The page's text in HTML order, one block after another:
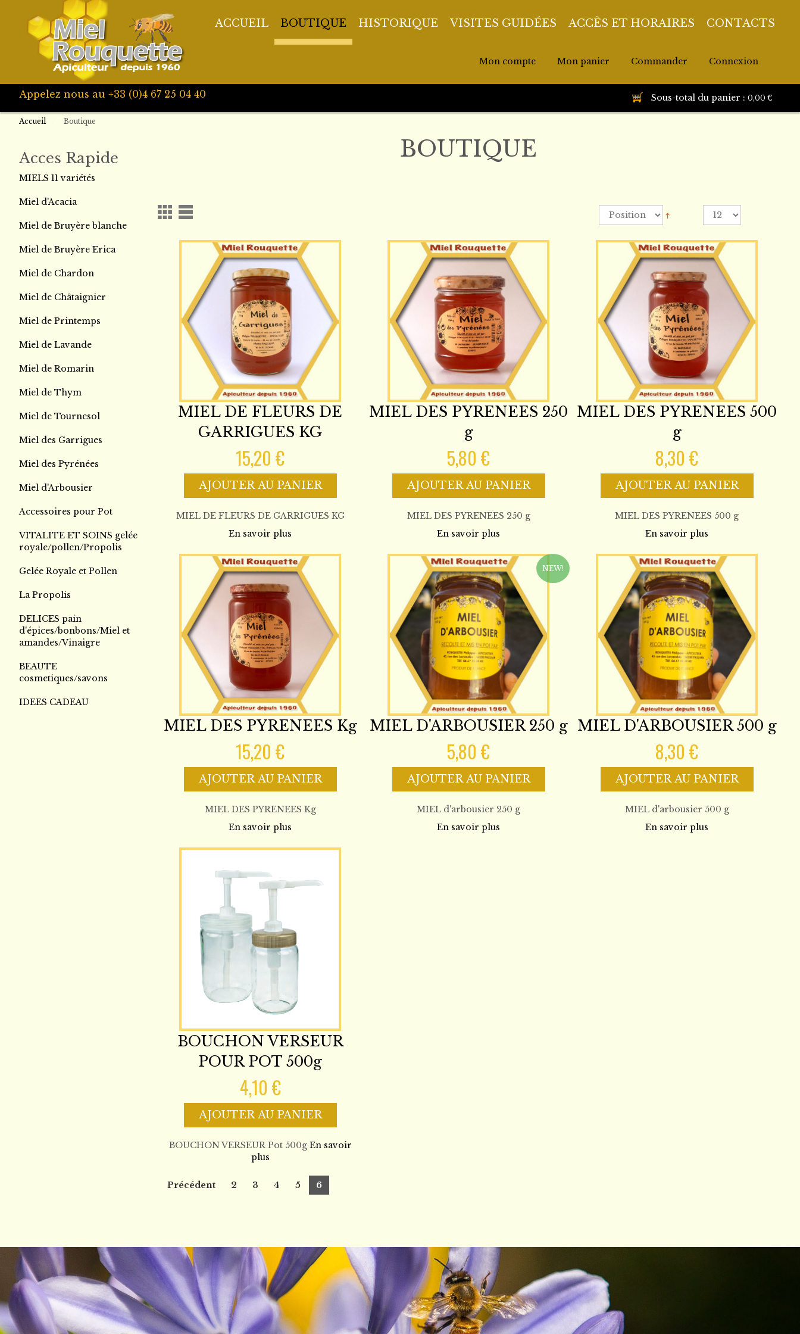
ACCUEIL BOUTIQUE HISTORIQUE VISITES GUIDÉES ACCÈS ET HORAIRES CONTACTS
Mon compte Mon panier Commander Connexion
Appelez nous au +33 (0)4 67 25 04 40 Sous-total du panier : 0,00 €
Accueil Boutique
Acces Rapide
MIELS 11 variétés
Miel d'Acacia
Miel de Bruyère blanche
Miel de Bruyère Erica
Miel de Chardon
Miel de Châtaignier
Miel de Printemps
Miel de Lavande
Miel de Romarin
Miel de Thym
Miel de Tournesol
Miel des Garrigues
Miel des Pyrénées
Miel d'Arbousier
Accessoires pour Pot
VITALITE ET SOINS gelée
royale/pollen/Propolis
Gelée Royale et Pollen
La Propolis
DELICES pain
d'épices/bonbons/Miel et
amandes/Vinaigre
BEAUTE
cosmetiques/savons
IDEES CADEAU
BOUTIQUE
MIEL DE FLEURS DE
GARRIGUES KG
15,20 €
AJOUTER AU PANIER
MIEL DE FLEURS DE GARRIGUES KG
En savoir plus
MIEL DES PYRENEES 250
g
5,80 €
AJOUTER AU PANIER
MIEL DES PYRENEES 250 g
En savoir plus
MIEL DES PYRENEES 500
g
8,30 €
AJOUTER AU PANIER
MIEL DES PYRENEES 500 g
En savoir plus
MIEL DES PYRENEES Kg
15,20 €
AJOUTER AU PANIER
MIEL DES PYRENEES Kg
En savoir plus
MIEL D'ARBOUSIER 250 g
5,80 €
AJOUTER AU PANIER
MIEL d'arbousier 250 g
En savoir plus
NEW!
MIEL D'ARBOUSIER 500 g
8,30 €
AJOUTER AU PANIER
MIEL d'arbousier 500 g
En savoir plus
BOUCHON VERSEUR
POUR POT 500g
4,10 €
AJOUTER AU PANIER
BOUCHON VERSEUR Pot 500g En savoir
plus
Précédent 2 3 4 5 6